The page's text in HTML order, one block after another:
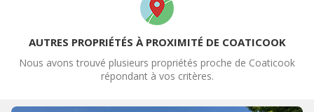
AUTRES PROPRIÉTÉS À PROXIMITÉ DE COATICOOK
Nous avons trouvé plusieurs propriétés proche de Coaticook
répondant à vos critères.